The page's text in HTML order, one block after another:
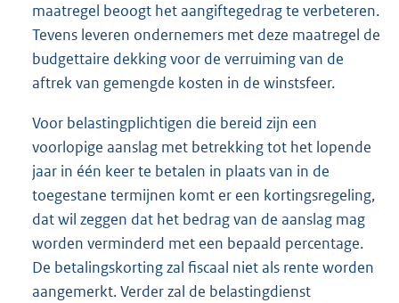
maatregel beoogt het aangiftegedrag te verbeteren.
Tevens leveren ondernemers met deze maatregel de
budgettaire dekking voor de verruiming van de
aftrek van gemengde kosten in de winstsfeer.
Voor belastingplichtigen die bereid zijn een
voorlopige aanslag met betrekking tot het lopende
jaar in één keer te betalen in plaats van in de
toegestane termijnen komt er een kortingsregeling,
dat wil zeggen dat het bedrag van de aanslag mag
worden verminderd met een bepaald percentage.
De betalingskorting zal fiscaal niet als rente worden
aangemerkt. Verder zal de belastingdienst